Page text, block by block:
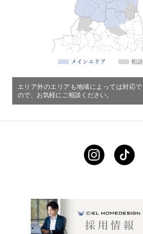
エリア外のエリアも地域によっては対応
ので、お気軽にご相談ください。